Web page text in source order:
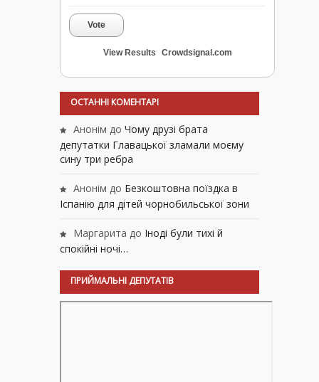
Vote
View Results Crowdsignal.com
ОСТАННІ КОМЕНТАРІ
Анонім до Чому друзі брата
депутатки Главацької зламали моєму
сину три ребра
Анонім до Безкоштовна поїздка в
Іспанію для дітей чорнобильської зони
Маргарита до Іноді були тихі й
спокійні ночі…
ПРИЙМАЛЬНІ ДЕПУТАТІВ